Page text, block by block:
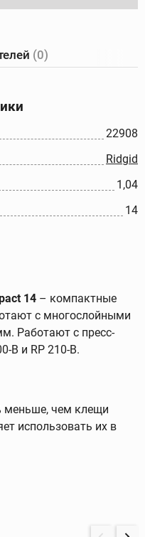
(0)
22908
Ridgid
1,04
14
14 – компактные
с многослойными
Работают с пресс-
B и RP 210-B.
меньше, чем клещи
использовать их в